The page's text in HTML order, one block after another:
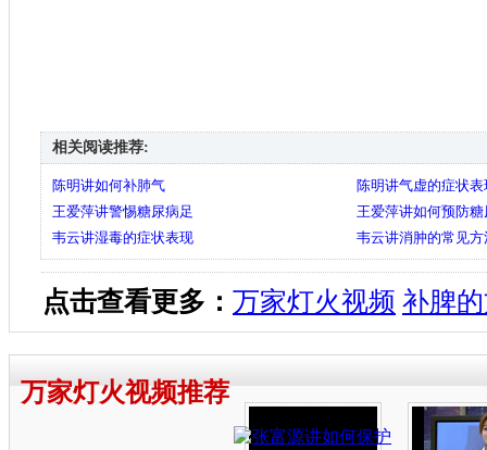
相关阅读推荐:
陈明讲如何补肺气
陈明讲气虚的症状表
王爱萍讲警惕糖尿病足
王爱萍讲如何预防糖
韦云讲湿毒的症状表现
韦云讲消肿的常见方
点击查看更多： 万家灯火视频 补脾
万家灯火视频推荐